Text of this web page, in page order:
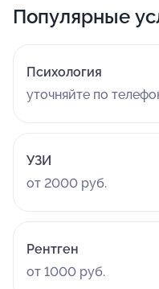
Популярные
Психология
уточняйте по
УЗИ
от 2000 руб.
Рентген
от 1000 руб.